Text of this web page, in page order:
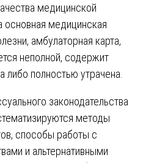
медицинской
основная медицинская
амбулаторная карта,
неполной, содержит
либо полностью утрачена.
законодательства
методы
способы работы с
и альтернативными